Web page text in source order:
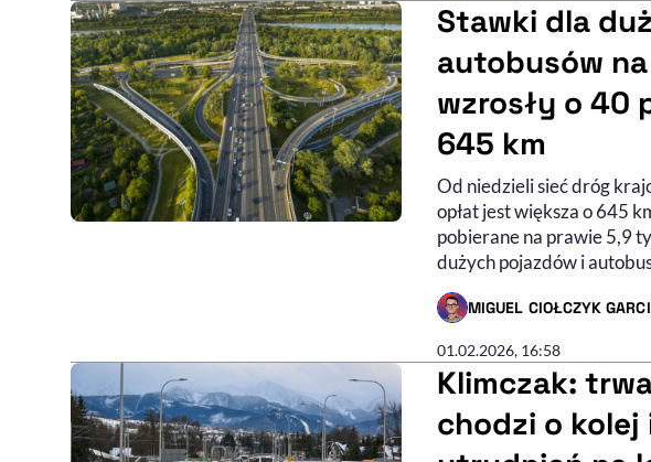
Stawki dla
autobusów
wzrosły o 40
645 km
Od niedzieli sieć dróg
opłat jest większa o 645
pobierane na prawie 5,9
dużych pojazdów i
MIGUEL CIOŁCZYK
- AUTOR ARTYKUŁU - PROFIL
01.02.2026, 16:58
Klimczak:
chodzi o kolej